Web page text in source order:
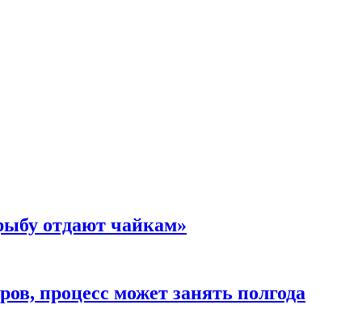
отдают чайкам»
процесс может занять полгода